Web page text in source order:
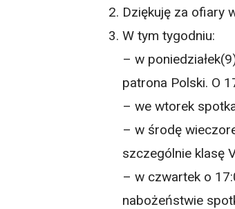
Dziękuję za ofiary
W tym tygodniu:
– w
patrona Polski. O
– we wtorek
– w środę
szczególnie klasę
– w czwartek o
nabożeństwie